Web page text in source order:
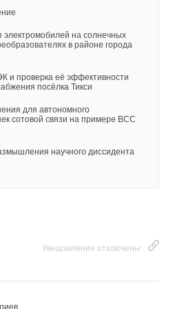
электромобилей на солнечных
в районе города
и проверка её эффективности
посёлка Тикси
для автономного
сотовой связи на примере ВСС
научного диссидента
Уведомления отключены
участие до 300
конференции: топ-
департаментов эксплуатации
заочном формате с докладом
до 30 октября 2024 года
renXXI-2024@mail.ru
.
в очно-заочном
слушателя) принимаются